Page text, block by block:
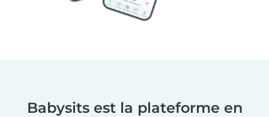
Babysits est la plateforme en